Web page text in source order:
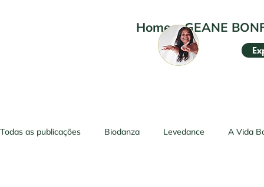
Home•GEANE
Todas as publicações Biodanza Levedance A Vida